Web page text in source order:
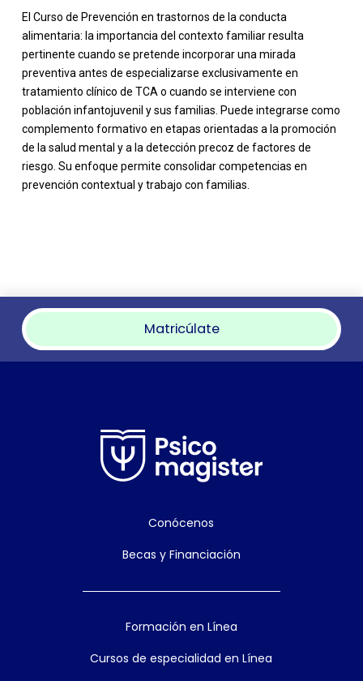
El Curso de Prevención en trastornos de la conducta
alimentaria: la importancia del contexto familiar resulta
pertinente cuando se pretende incorporar una mirada
preventiva antes de especializarse exclusivamente en
tratamiento clínico de TCA o cuando se interviene con
población infantojuvenil y sus familias. Puede integrarse como
complemento formativo en etapas orientadas a la promoción
de la salud mental y a la detección precoz de factores de
riesgo. Su enfoque permite consolidar competencias en
prevención contextual y trabajo con familias.
Matricúlate
Conócenos
Becas y Financiación
Formación en Línea
Cursos de especialidad en Línea